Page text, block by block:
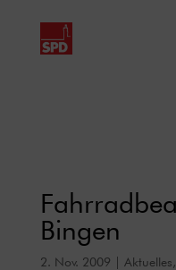
Bingen
2. Nov. 2009 Aktuelles,